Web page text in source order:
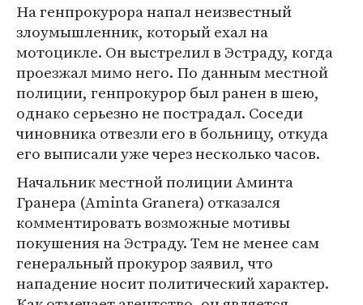
На генпрокурора напал неизвестный
злоумышленник, который ехал на
мотоцикле. Он выстрелил в Эстраду, когда
проезжал мимо него. По данным местной
полиции, генпрокурор был ранен в шею,
однако серьезно не пострадал. Соседи
чиновника отвезли его в больницу, откуда
его выписали уже через несколько часов.
Начальник местной полиции Аминта
Гранера (Aminta Granera) отказался
комментировать возможные мотивы
покушения на Эстраду. Тем не менее сам
генеральный прокурор заявил, что
нападение носит политический характер.